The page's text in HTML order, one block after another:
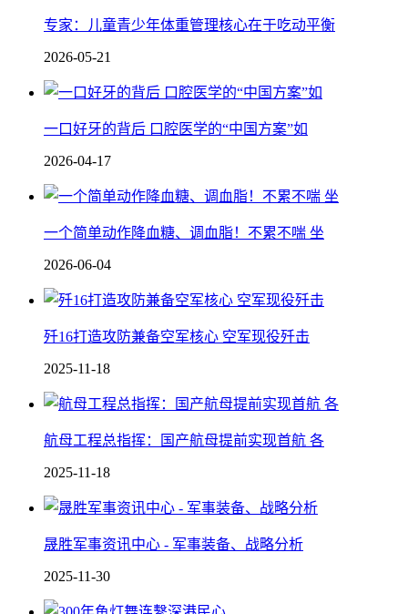
专家：儿童青少年体重管理核心在于吃动平衡
2026-05-21
一口好牙的背后 口腔医学的“中国方案”如
2026-04-17
一个简单动作降血糖、调血脂！不累不喘 坐
2026-06-04
歼16打造攻防兼备空军核心 空军现役歼击
2025-11-18
航母工程总指挥：国产航母提前实现首航 各
2025-11-18
晟胜军事资讯中心 - 军事装备、战略分析
2025-11-30